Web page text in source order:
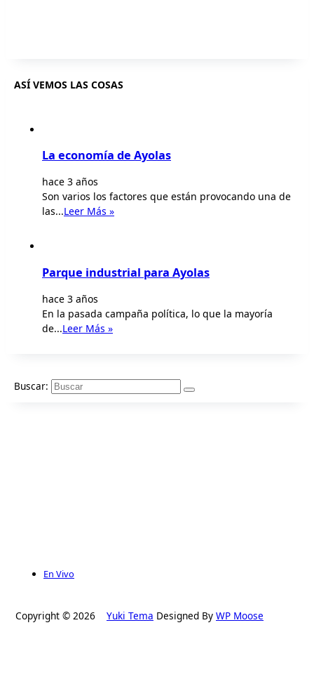
ASÍ VEMOS LAS COSAS
La economía de Ayolas
hace 3 años
Son varios los factores que están provocando una de
las...Leer Más »
Parque industrial para Ayolas
hace 3 años
En la pasada campaña política, lo que la mayoría
de...Leer Más »
Buscar:
En Vivo
Copyright © 2026 Yuki Tema Designed By WP Moose